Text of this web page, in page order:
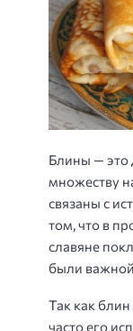
Блины — это
множеству
связаны с
том, что в
славяне
были
Так как
часто его